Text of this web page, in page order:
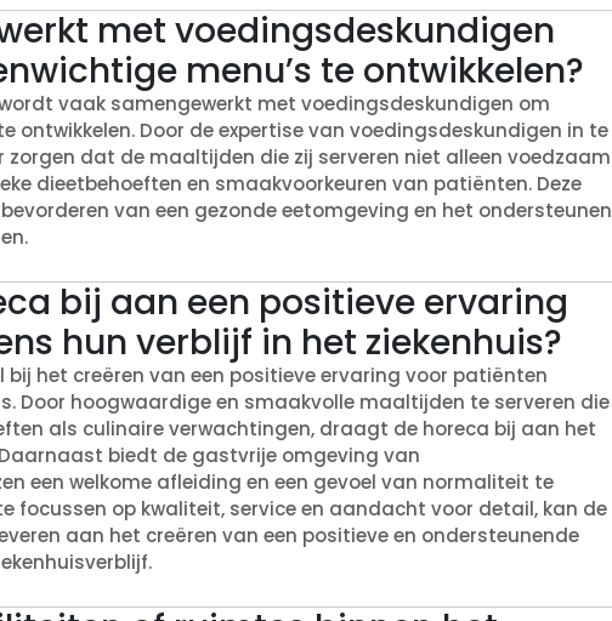
met voedingsdeskundigen
menu’s te ontwikkelen?
vaak samengewerkt met voedingsdeskundigen om
ontwikkelen. Door de expertise van voedingsdeskundigen in te
zorgen dat de maaltijden die zij serveren niet alleen voedzaam
dieetbehoeften en smaakvoorkeuren van patiënten. Deze
van een gezonde eetomgeving en het ondersteunen
bij aan een positieve ervaring
hun verblijf in het ziekenhuis?
bij het creëren van een positieve ervaring voor patiënten
Door hoogwaardige en smaakvolle maaltijden te serveren die
als culinaire verwachtingen, draagt de horeca bij aan het
biedt de gastvrije omgeving van
een welkome afleiding en een gevoel van normaliteit te
focussen op kwaliteit, service en aandacht voor detail, kan de
aan het creëren van een positieve en ondersteunende